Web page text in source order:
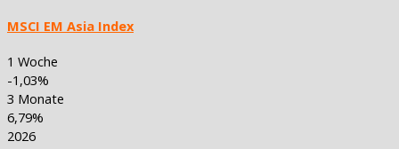
MSCI EM Asia Index
1 Woche
-1,03%
3 Monate
6,79%
2026